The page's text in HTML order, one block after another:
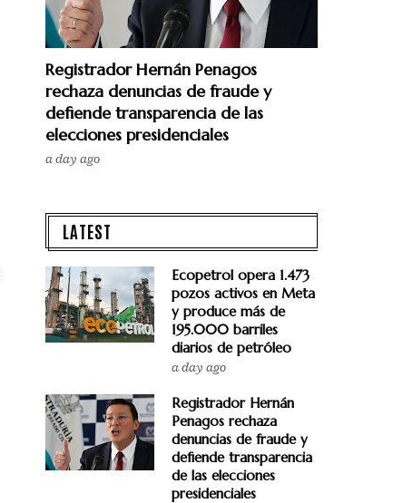
Registrador Hernán Penagos
rechaza denuncias de fraude y
defiende transparencia de las
elecciones presidenciales
a day ago
LATEST
Ecopetrol opera 1.473
pozos activos en Meta
y produce más de
195.000 barriles
diarios de petróleo
a day ago
Registrador Hernán
Penagos rechaza
denuncias de fraude y
defiende transparencia
de las elecciones
presidenciales